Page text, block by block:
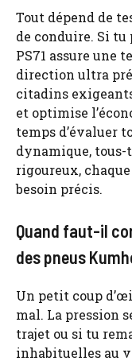
Tout dépend de
de conduire. Si
PS71 assure une
direction ultra
citadins
et optimise
temps d’évaluer
dynamique,
rigoureux,
besoin précis.
Quand faut-il
des pneus
Un petit coup
mal. La pression
trajet ou si tu
inhabituelles au